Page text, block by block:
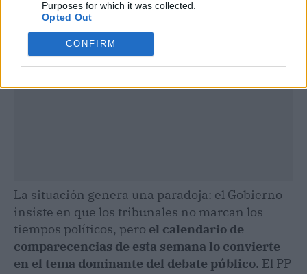
Purposes for which it was collected.
Opted Out
CONFIRM
La situación genera una paradoja: el Gobierno
insiste en que los tribunales no marcan los
tiempos políticos, pero el calendario de
comparecencias de esta semana lo convierte
en el tema dominante del debate público. El PP